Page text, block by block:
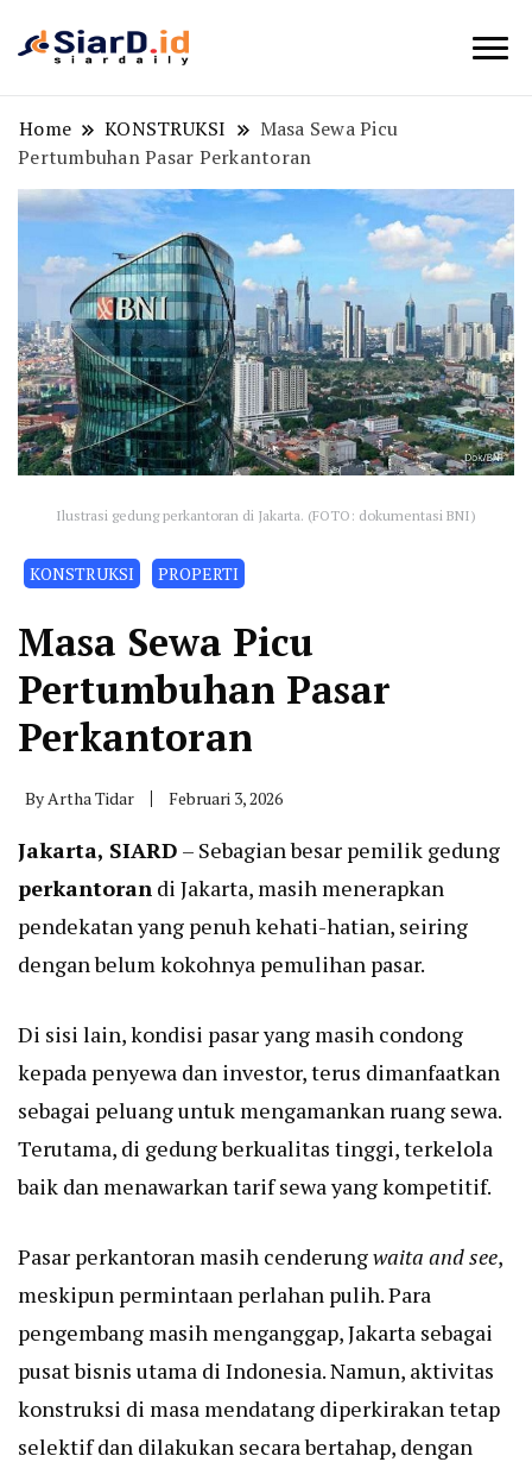
Home KONSTRUKSI
Masa Sewa Picu
Pertumbuhan Pasar Perkantoran
Ilustrasi gedung perkantoran di Jakarta. (FOTO: dokumentasi BNI)
KONSTRUKSI PROPERTI
Masa Sewa Picu
Pertumbuhan Pasar
Perkantoran
ByArtha Tidar Februari 3, 2026
Jakarta, SIARD – Sebagian besar pemilik gedung
perkantoran di Jakarta, masih menerapkan
pendekatan yang penuh kehati-hatian, seiring
dengan belum kokohnya pemulihan pasar.
Di sisi lain, kondisi pasar yang masih condong
kepada penyewa dan investor, terus dimanfaatkan
sebagai peluang untuk mengamankan ruang sewa.
Terutama, di gedung berkualitas tinggi, terkelola
baik dan menawarkan tarif sewa yang kompetitif.
Pasar perkantoran masih cenderungwaita and see,
meskipun permintaan perlahan pulih. Para
pengembang masih menganggap, Jakarta sebagai
pusat bisnis utama di Indonesia. Namun, aktivitas
konstruksi di masa mendatang diperkirakan tetap
selektif dan dilakukan secara bertahap, dengan